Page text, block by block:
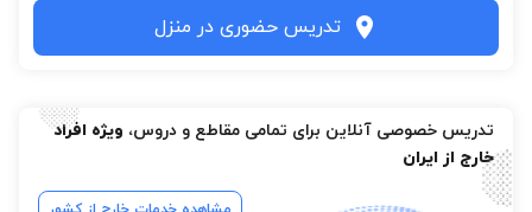
تدریس حضوری در منزل
تدریس خصوصی آنلاین برای تمامی مقاطع و دروس، ویژه افراد
خارج از ایران